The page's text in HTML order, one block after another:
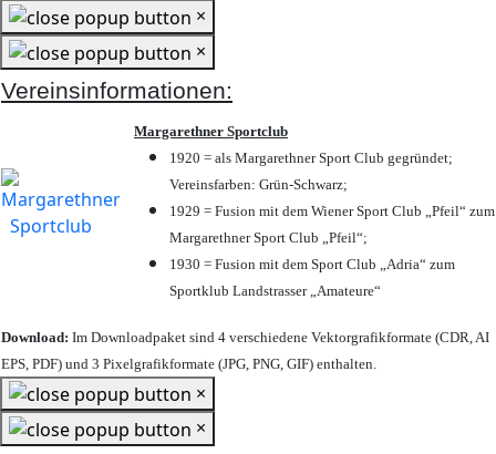
×
×
Vereinsinformationen:
Margarethner Sportclub
1920 = als Margarethner Sport Club gegründet;
Vereinsfarben: Grün-Schwarz;
1929 = Fusion mit dem Wiener Sport Club „Pfeil“ zum
Margarethner Sport Club „Pfeil“;
1930 = Fusion mit dem Sport Club „Adria“ zum
Sportklub Landstrasser „Amateure“
Download: Im Downloadpaket sind 4 verschiedene Vektorgrafikformate (CDR, AI
EPS, PDF) und 3 Pixelgrafikformate (JPG, PNG, GIF) enthalten.
×
×